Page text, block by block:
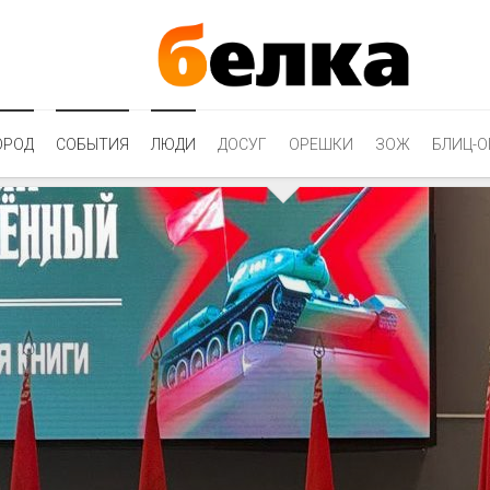
СОБЫТИЯ ЛЮДИ ДОСУГ ОРЕШКИ ЗОЖ БЛИЦ-